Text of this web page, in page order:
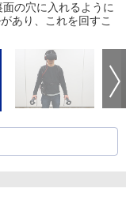
の穴に入れるように
あり、これを回すこ